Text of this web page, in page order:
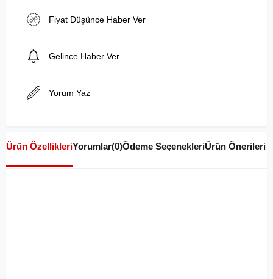
Fiyat Düşünce Haber Ver
Gelince Haber Ver
Yorum Yaz
Ürün ÖzellikleriYorumlar(0)Ödeme SeçenekleriÜrün Önerileri